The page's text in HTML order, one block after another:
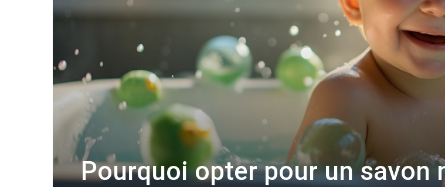
Pourquoi opter pour un savon